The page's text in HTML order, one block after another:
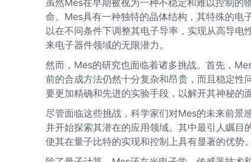
虽然Mes在早期被视为一种不稳定和难以控制的
命。Mes具有一种独特的晶体结构，其特殊的电
以在不同条件下调整其电子导率，实现从高导电
来电子器件领域的无限潜力。
然而，Mes的研究也面临着诸多挑战。首先，
前的合成方法仍然十分复杂和昂贵，而且稳定
要更加精确和先进的实验手段，以解开其神秘的面
尽管面临这些挑战，科学家们对Mes的未来前景
并开始探索其潜在的应用领域。其中最引人瞩
使其在量子比特的实现和控制上具有显著的优